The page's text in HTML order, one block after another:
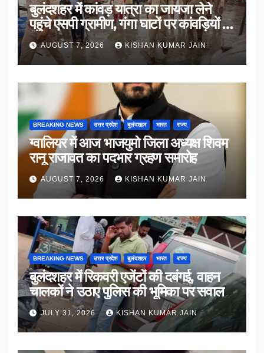
बुलंदशहर में कांवड़ यात्रा का जायजा लेने
पहुंचे एसपी ग्रामीण, गंगा घाटों पर कांवड़ियों से
किया संवाद
AUGUST 7, 2026 KISHAN KUMAR JAIN
BREAKING NEWS उत्तर प्रदेश बुलंदशहर भारत राज्य
ग्वालियर में आज भाजयुमो जिला अध्यक्ष शिवम
रानू राजावत का पदभार ग्रहण समारोह
AUGUST 7, 2026 KISHAN KUMAR JAIN
BREAKING NEWS उत्तर प्रदेश बुलंदशहर भारत राज्य
बुलंदशहर में रिकवरी एजेंटों की दबंगई, वाहन
चालकों ने उठाए पुलिस की भूमिका पर सवाल
JULY 31, 2026 KISHAN KUMAR JAIN